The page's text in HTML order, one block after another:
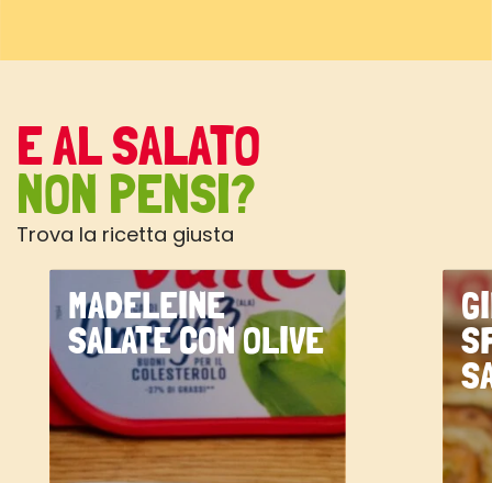
E AL SALATO
NON PENSI?
Trova la ricetta giusta
MADELEINE
SALATE CON OLIVE